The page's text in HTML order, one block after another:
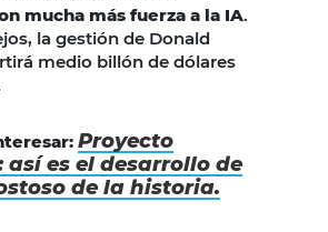
mucha más fuerza a la IA.
la gestión de Donald
medio billón de dólares
Proyecto
así es el desarrollo de
de la historia.